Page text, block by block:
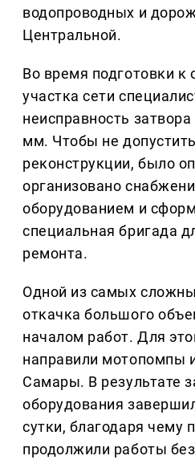
водопроводных и
Центральной.
Во время подготовки
участка сети
неисправность
мм. Чтобы не
реконструкции, было
организовано
оборудованием и
специальная бригада
ремонта.
Одной из самых
откачка большого
началом работ. Для
направили мотопомпы
Самары. В результате
оборудования
сутки, благодаря чему
продолжили работы